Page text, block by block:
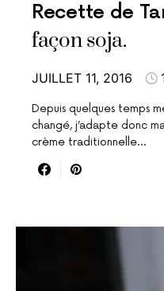
Recette de
façon soja.
JUILLET 11, 2016
Depuis quelques temps
changé, j’adapte donc
crème traditionnelle…